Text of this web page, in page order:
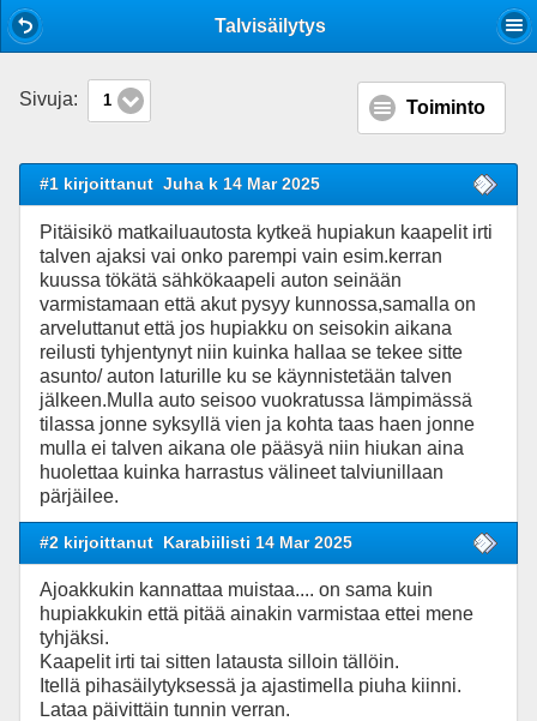
Talvisäilytys
Sivuja: 1 Toiminto
#1 kirjoittanut Juha k 14 Mar 2025
Pitäisikö matkailuautosta kytkeä hupiakun kaapelit irti
talven ajaksi vai onko parempi vain esim.kerran
kuussa tökätä sähkökaapeli auton seinään
varmistamaan että akut pysyy kunnossa,samalla on
arveluttanut että jos hupiakku on seisokin aikana
reilusti tyhjentynyt niin kuinka hallaa se tekee sitte
asunto/ auton laturille ku se käynnistetään talven
jälkeen.Mulla auto seisoo vuokratussa lämpimässä
tilassa jonne syksyllä vien ja kohta taas haen jonne
mulla ei talven aikana ole pääsyä niin hiukan aina
huolettaa kuinka harrastus välineet talviunillaan
pärjäilee.
#2 kirjoittanut Karabiilisti 14 Mar 2025
Ajoakkukin kannattaa muistaa.... on sama kuin
hupiakkukin että pitää ainakin varmistaa ettei mene
tyhjäksi.
Kaapelit irti tai sitten latausta silloin tällöin.
Itellä pihasäilytyksessä ja ajastimella piuha kiinni.
Lataa päivittäin tunnin verran.